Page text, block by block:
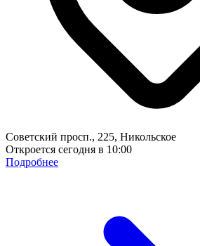
Советский просп., 225, Никольское
Откроется сегодня в 10:00
Подробнее